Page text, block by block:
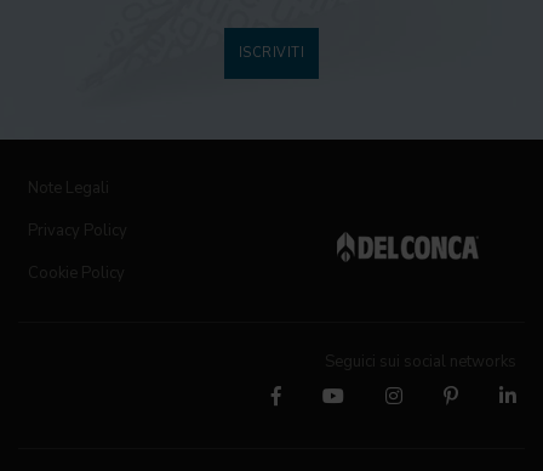
ISCRIVITI
Note Legali
Privacy Policy
Cookie Policy
Seguici sui social networks